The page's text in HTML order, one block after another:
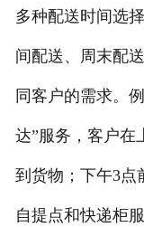
多种配送时间选
间配送、周末配
同客户的需求。
达”服务，客户在
到货物；下午3点
自提点和快递柜